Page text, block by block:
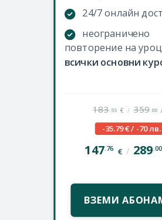
24/7 онлайн
неограничено
повторение на
всички основни
183.55 € / 359 .00
-35.79 € / -70 лв.
147 .76 € / 289 .00
ВЗЕМИ